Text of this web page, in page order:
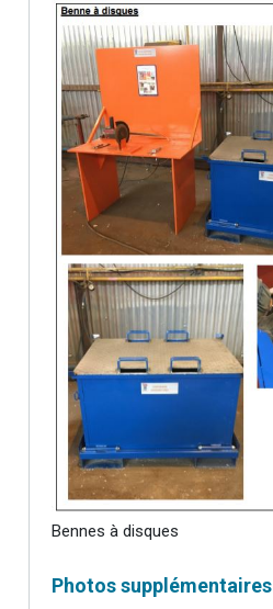
Bennes à disques
Photos supplémentaires